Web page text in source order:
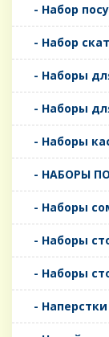
- Набор
- Набор
- Наборы
- Наборы
- Наборы
- НАБОРЫ
- Наборы
- Наборы
- Наборы
- Наперстки